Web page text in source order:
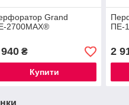
Grand
2700MAX®
₴
Купити
ПЕ-
2